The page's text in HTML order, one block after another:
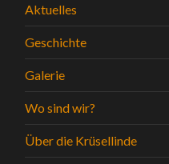
Aktuelles
Geschichte
Galerie
Wo sind wir?
Über die Krüsellinde